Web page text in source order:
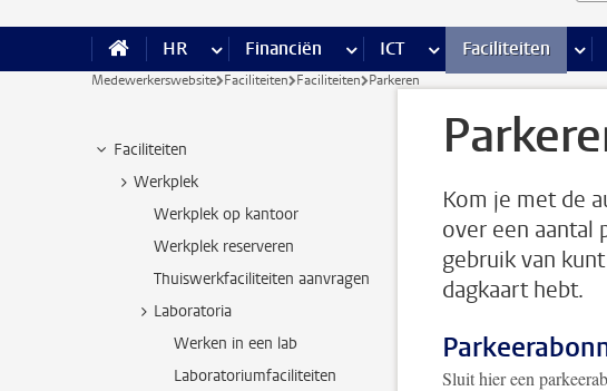
HR meer HR pagina’s
Financiën meer Financiën pagina’s
ICT meer ICT pagina’s
Faciliteiten
Medewerkerswebsite Faciliteiten Faciliteiten Parkeren
Faciliteiten
Werkplek
Werkplek op kantoor
Werkplek reserveren
Thuiswerkfaciliteiten aanvragen
Laboratoria
Werken in een lab
Laboratoriumfaciliteiten
Kom je met de
over een aantal
gebruik van
dagkaart hebt.
Sluit hier een